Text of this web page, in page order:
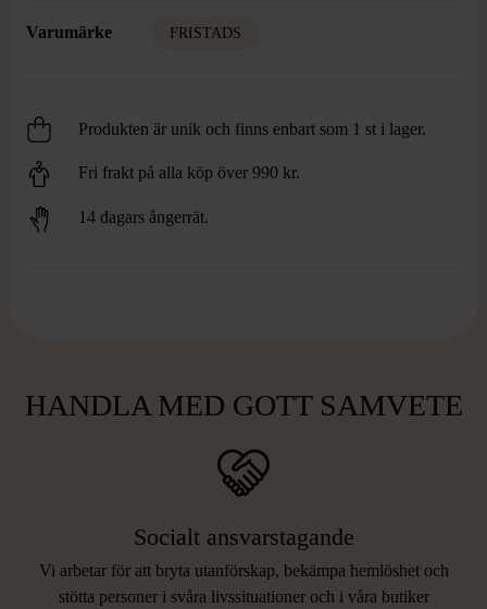
Varumärke FRISTADS
Produkten är unik och finns enbart som 1 st i lager.
Fri frakt på alla köp över 990 kr.
14 dagars ångerrät.
HANDLA MED GOTT SAMVETE
Socialt ansvarstagande
Vi arbetar för att bryta utanförskap, bekämpa hemlöshet och
stötta personer i svåra livssituationer och i våra butiker